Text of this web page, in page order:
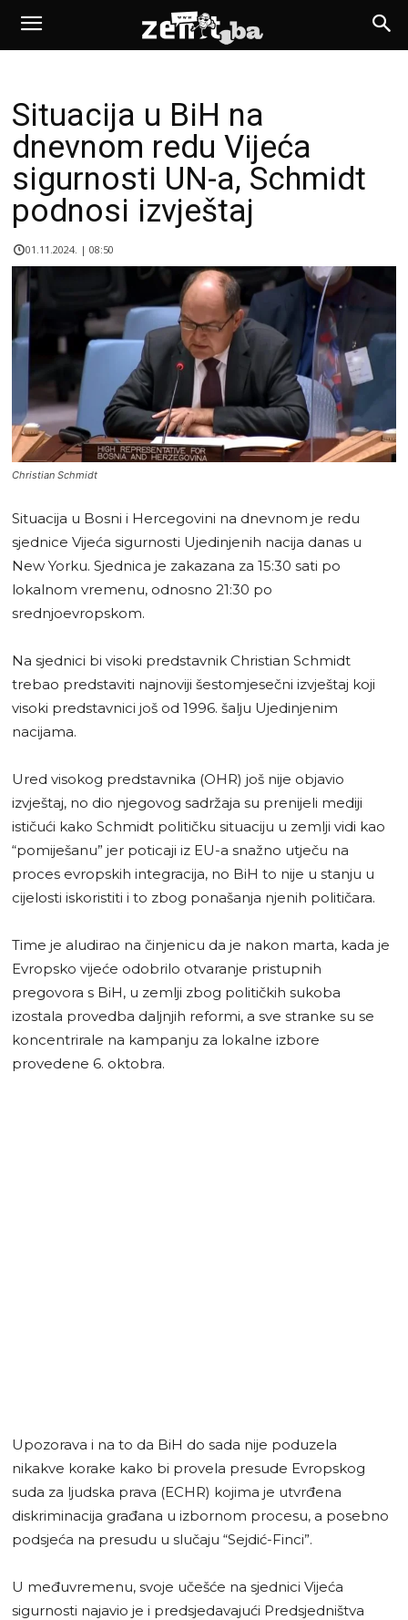
Situacija u BiH na
dnevnom redu Vijeća
sigurnosti UN-a, Schmidt
podnosi izvještaj
01.11.2024. | 08:50
Christian Schmidt
Situacija u Bosni i Hercegovini na dnevnom je redu
sjednice Vijeća sigurnosti Ujedinjenih nacija danas u
New Yorku. Sjednica je zakazana za 15:30 sati po
lokalnom vremenu, odnosno 21:30 po
srednjoevropskom.
Na sjednici bi visoki predstavnik Christian Schmidt
trebao predstaviti najnoviji šestomjesečni izvještaj koji
visoki predstavnici još od 1996. šalju Ujedinjenim
nacijama.
Ured visokog predstavnika (OHR) još nije objavio
izvještaj, no dio njegovog sadržaja su prenijeli mediji
ističući kako Schmidt političku situaciju u zemlji vidi kao
“pomiješanu” jer poticaji iz EU-a snažno utječu na
proces evropskih integracija, no BiH to nije u stanju u
cijelosti iskoristiti i to zbog ponašanja njenih političara.
Time je aludirao na činjenicu da je nakon marta, kada je
Evropsko vijeće odobrilo otvaranje pristupnih
pregovora s BiH, u zemlji zbog političkih sukoba
izostala provedba daljnjih reformi, a sve stranke su se
koncentrirale na kampanju za lokalne izbore
provedene 6. oktobra.
Upozorava i na to da BiH do sada nije poduzela
nikakve korake kako bi provela presude Evropskog
suda za ljudska prava (ECHR) kojima je utvrđena
diskriminacija građana u izbornom procesu, a posebno
podsjeća na presudu u slučaju “Sejdić-Finci”.
U međuvremenu, svoje učešće na sjednici Vijeća
sigurnosti najavio je i predsjedavajući Predsjedništva